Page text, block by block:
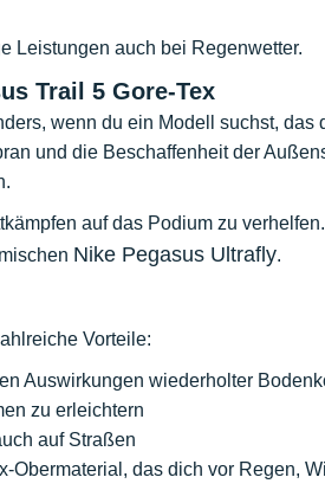
Leistungen auch bei Regenwetter.
Trail 5 Gore-Tex
wenn du ein Modell suchst, das
und die Beschaffenheit der
auf das Podium zu
Nike Pegasus Ultrafly.
Vorteile:
Auswirkungen wiederholter
zu erleichtern
auf Straßen
Obermaterial, das dich vor Regen,